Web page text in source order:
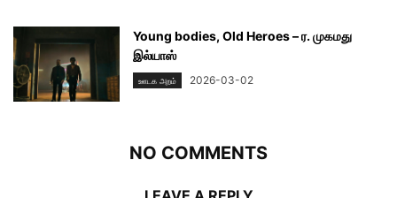
Young bodies, Old Heroes – ர. முகமது
இல்யாஸ்
ஊடக அறம் 2026-03-02
NO COMMENTS